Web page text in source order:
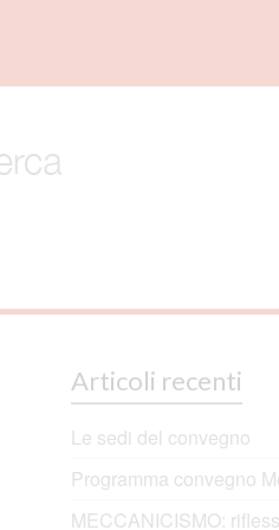
Articoli recenti
Le sedi del convegno
Programma convegno
MECCANICISMO: